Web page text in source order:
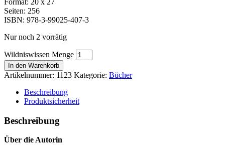
Seiten: 256
ISBN: 978-3-99025-407-3
Nur noch 2 vorrätig
Wildniswissen Menge
In den Warenkorb
Artikelnummer: 1123 Kategorie: Bücher
Beschreibung
Produktsicherheit
Beschreibung
Über die Autorin